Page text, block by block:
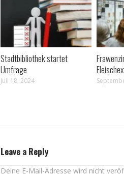
Stadtbibliothek startet
Umfrage
Juli 18, 2024
Leave a Reply
Deine E-Mail-Adresse wird nicht